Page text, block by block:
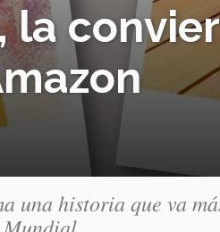
la
una historia que va